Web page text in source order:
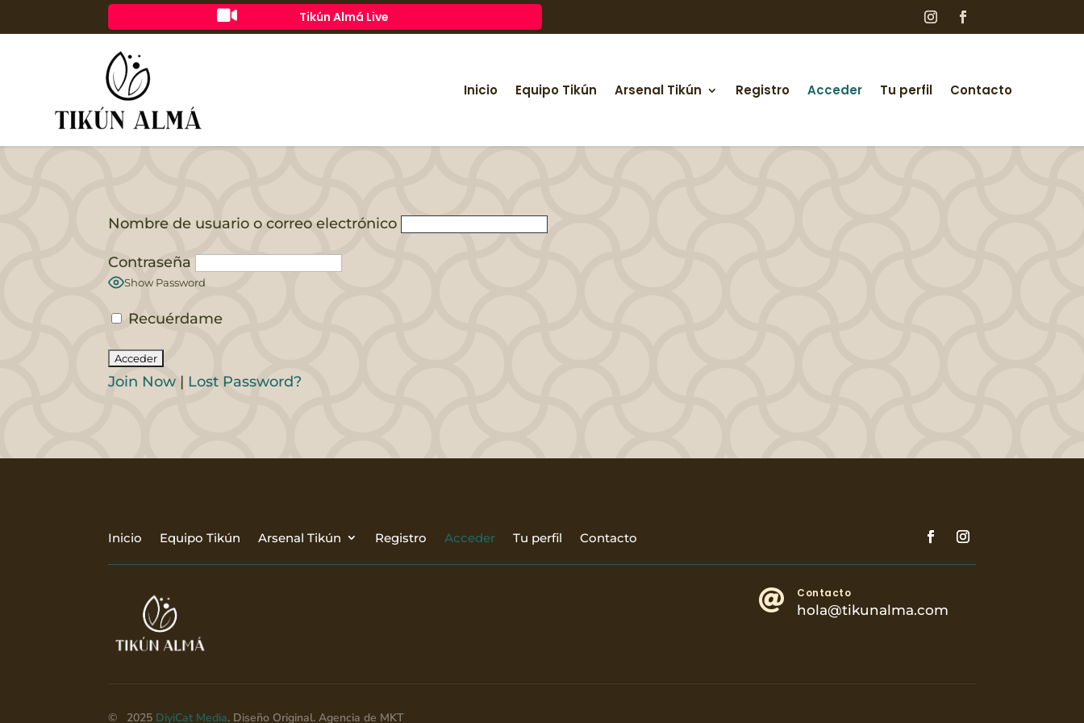
 Tikún Almá Live
Inicio Equipo Tikún Arsenal Tikún Registro Acceder Tu perfil Contacto
Nombre de usuario o correo electrónico
Contraseña
Show Password
Recuérdame
Join Now | Lost Password?
Inicio Equipo Tikún Arsenal Tikún Registro Acceder Tu perfil Contacto
 Contacto
hola@tikunalma.com
© 2025 DiyiCat Media. Diseño Original. Agencia de MKT